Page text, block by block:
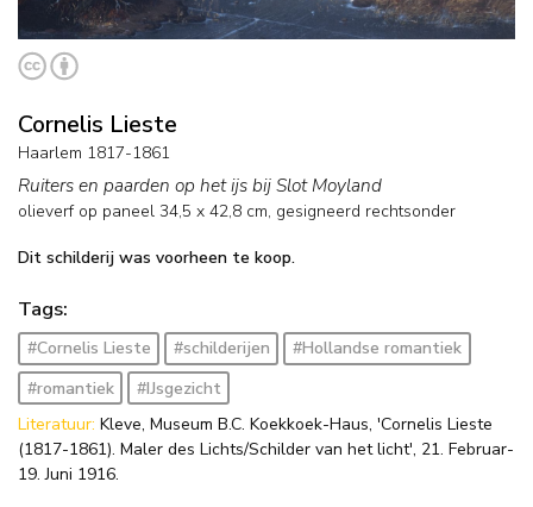
Cornelis Lieste
Haarlem 1817-1861
Ruiters en paarden op het ijs bij Slot Moyland
olieverf op paneel 34,5 x 42,8 cm, gesigneerd rechtsonder
Dit schilderij was voorheen te koop.
Tags:
#Cornelis Lieste #schilderijen
#Hollandse romantiek
#romantiek
#IJsgezicht
Literatuur: Kleve, Museum B.C. Koekkoek-Haus, 'Cornelis Lieste
(1817-1861). Maler des Lichts/Schilder van het licht', 21. Februar-
19. Juni 1916.